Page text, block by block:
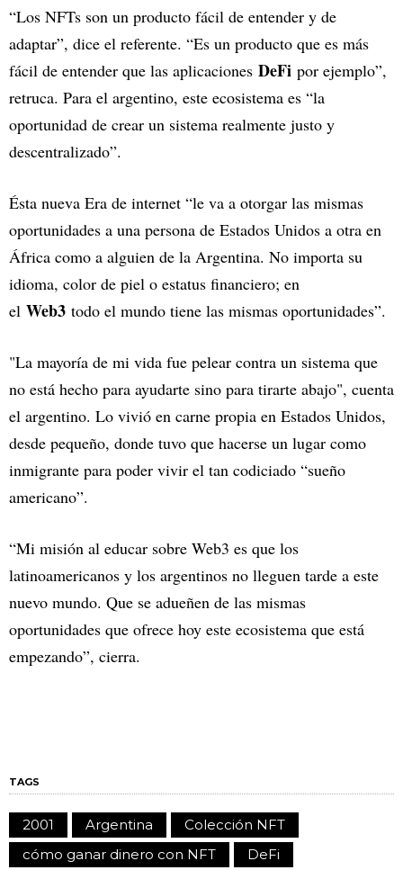
“Los NFTs son un producto fácil de entender y de
adaptar”, dice el referente. “Es un producto que es más
fácil de entender que las aplicaciones DeFi por ejemplo”,
retruca. Para el argentino, este ecosistema es “la
oportunidad de crear un sistema realmente justo y
descentralizado”.
Ésta nueva Era de internet “le va a otorgar las mismas
oportunidades a una persona de Estados Unidos a otra en
África como a alguien de la Argentina. No importa su
idioma, color de piel o estatus financiero; en
el Web3 todo el mundo tiene las mismas oportunidades”.
"La mayoría de mi vida fue pelear contra un sistema que
no está hecho para ayudarte sino para tirarte abajo", cuenta
el argentino. Lo vivió en carne propia en Estados Unidos,
desde pequeño, donde tuvo que hacerse un lugar como
inmigrante para poder vivir el tan codiciado “sueño
americano”.
“Mi misión al educar sobre Web3 es que los
latinoamericanos y los argentinos no lleguen tarde a este
nuevo mundo. Que se adueñen de las mismas
oportunidades que ofrece hoy este ecosistema que está
empezando”, cierra.
TAGS
2001 Argentina
Colección NFT
cómo ganar dinero con NFT
DeFi